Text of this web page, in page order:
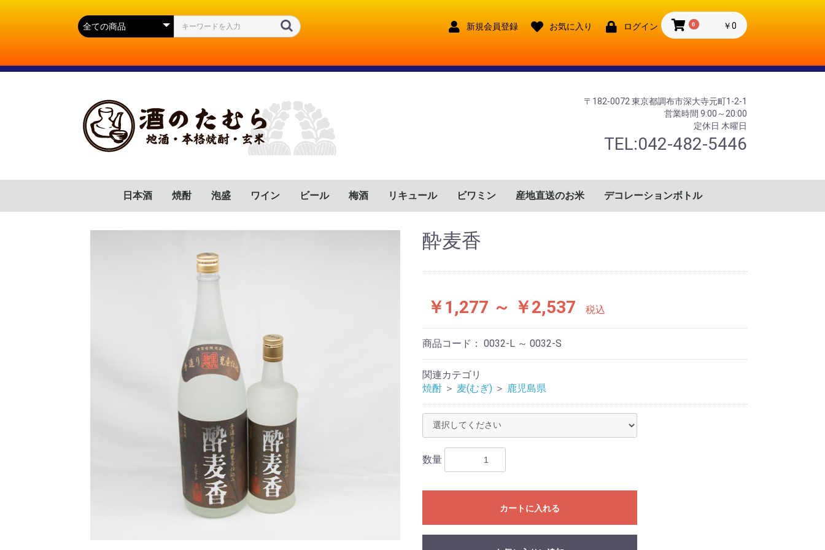
新規会員登録 お気に入り ログイン 0 ￥0
〒182-0072 東京都調布市深大寺元町1-2-1
営業時間 9:00～20:00
定休日 木曜日
TEL:042-482-5446
日本酒
群馬県
滋賀県
福岡県
岐阜県
高知県
山口県
広島県
岩手県
宮城県
静岡県
長野県
山形県
茨城県
新潟県
焼酎
芋(いも) 鹿児島県
宮崎県
麦(むぎ) 鹿児島県
宮崎県
大分県
長崎県
熊本県
東京都
蕎麦(そば) 宮崎県
長野県
胡麻(ごま) 福岡県
黒糖(こくとう) 鹿児島県
南瓜(かぼちゃ) 宮崎県
緑茶(りょくちゃ) 福岡県
栗(くり) 兵庫県
泡盛
沖縄県
ワイン
フランス 赤
ロゼ
白
赤泡
ロゼ泡
白泡
イタリア 赤
ロゼ
白
赤泡
ロゼ泡
白泡
スペイン 赤
ロゼ
白
赤泡
ロゼ泡
白泡
ドイツ 赤
ロゼ
白
赤泡
ロゼ泡
白泡
ポルトガル 赤
ロゼ
白
赤泡
ロゼ泡
白泡
チリ 赤
ロゼ
白
赤泡
ロゼ泡
白泡
アルゼンチン 赤
ロゼ
白
赤泡
ロゼ泡
白泡
アメリカ 赤
ロゼ
白
赤泡
ロゼ泡
白泡
南アフリカ 赤
ロゼ
白
赤泡
ロゼ泡
白泡
ビール 梅酒
沖縄県
鹿児島県
奈良県
大分県
新潟県
リキュール
奈良県
沖縄県
ビワミン 産地直送のお米 デコレーションボトル
酔麦香
￥1,277 ～ ￥2,537 税込
商品コード： 0032-L ～ 0032-S
関連カテゴリ
焼酎 ＞ 麦(むぎ) ＞ 鹿児島県
数量
カートに入れる